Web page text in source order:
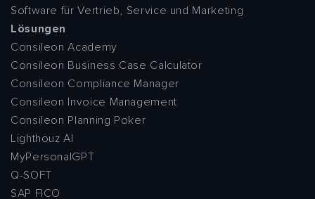
Software für Vertrieb, Service und Marketing
Lösungen
Consileon Academy
Consileon Business Case Calculator
Consileon Compliance Manager
Consileon Invoice Management
Consileon Planning Poker
Lighthouz AI
MyPersonalGPT
Q-SOFT
SAP FICO